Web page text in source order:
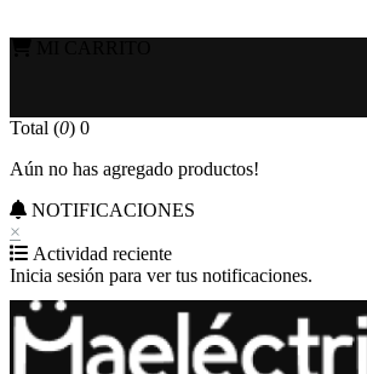
Total (0) 0
Aún no has agregado productos!
NOTIFICACIONES
×
Actividad reciente
Inicia sesión para ver tus notificaciones.